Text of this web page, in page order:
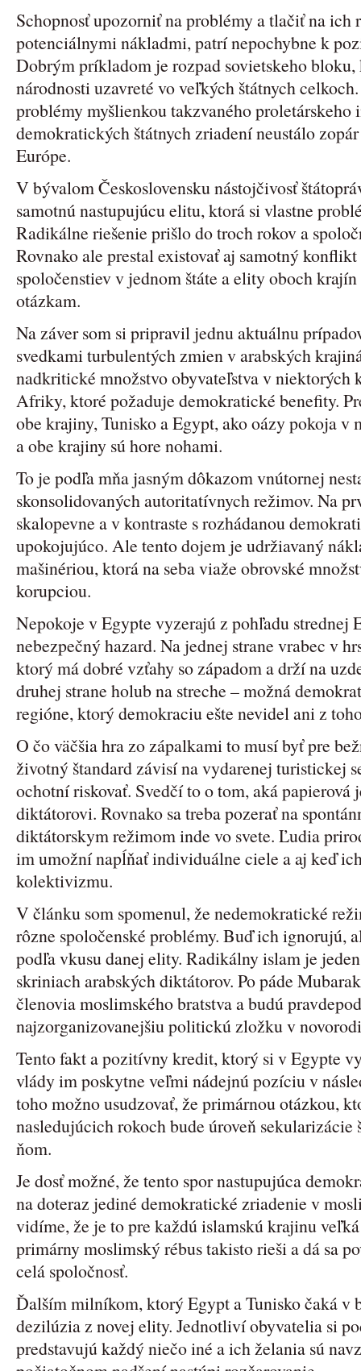
Schopnosť upozorniť na problémy a tlačiť na ich
potenciálnymi nákladmi, patrí nepochybne k
Dobrým príkladom je rozpad sovietskeho
národnosti uzavreté vo veľkých štátnych
problémy myšlienkou takzvaného
demokratických štátnych zriadení neustálo
Európe.
V bývalom Československu nástojčivosť
samotnú nastupujúcu elitu, ktorá si vlastne
Radikálne riešenie prišlo do troch rokov a
Rovnako ale prestal existovať aj samotný
spoločenstiev v jednom štáte a elity oboch
otázkam.
Na záver som si pripravil jednu aktuálnu
svedkami turbulentých zmien v arabských
nadkritické množstvo obyvateľstva v niektorých
Afriky, ktoré požaduje demokratické benefity.
obe krajiny, Tunisko a Egypt, ako oázy pokoja
a obe krajiny sú hore nohami.
To je podľa mňa jasným dôkazom vnútornej
skonsolidovaných autoritatívnych režimov. Na
skalopevne a v kontraste s rozhádanou
upokojujúco. Ale tento dojem je udržiavaný
mašinériou, ktorá na seba viaže obrovské
korupciou.
Nepokoje v Egypte vyzerajú z pohľadu strednej
nebezpečný hazard. Na jednej strane vrabec v
ktorý má dobré vzťahy so západom a drží na
druhej strane holub na streche – možná
regióne, ktorý demokraciu ešte nevidel ani z
O čo väčšia hra zo zápalkami to musí byť pre
životný štandard závisí na vydarenej turistickej
ochotní riskovať. Svedčí to o tom, aká
diktátorovi. Rovnako sa treba pozerať na
diktátorskym režimom inde vo svete. Ľudia
im umožní napĺňať individuálne ciele a aj keď
kolektivizmu.
V článku som spomenul, že nedemokratické
rôzne spoločenské problémy. Buď ich ignorujú,
podľa vkusu danej elity. Radikálny islam je
skriniach arabských diktátorov. Po páde
členovia moslimského bratstva a budú
najzorganizovanejšiu politickú zložku v
Tento fakt a pozitívny kredit, ktorý si v Egypte
vlády im poskytne veľmi nádejnú pozíciu v
toho možno usudzovať, že primárnou otázkou,
nasledujúcich rokoch bude úroveň sekularizácie
ňom.
Je dosť možné, že tento spor nastupujúca
na doteraz jediné demokratické zriadenie v
vidíme, že je to pre každú islamskú krajinu
primárny moslimský rébus takisto rieši a dá sa
celá spoločnosť.
Ďalším milníkom, ktorý Egypt a Tunisko čaká v
dezilúzia z novej elity. Jednotliví obyvatelia si
predstavujú každý niečo iné a ich želania sú